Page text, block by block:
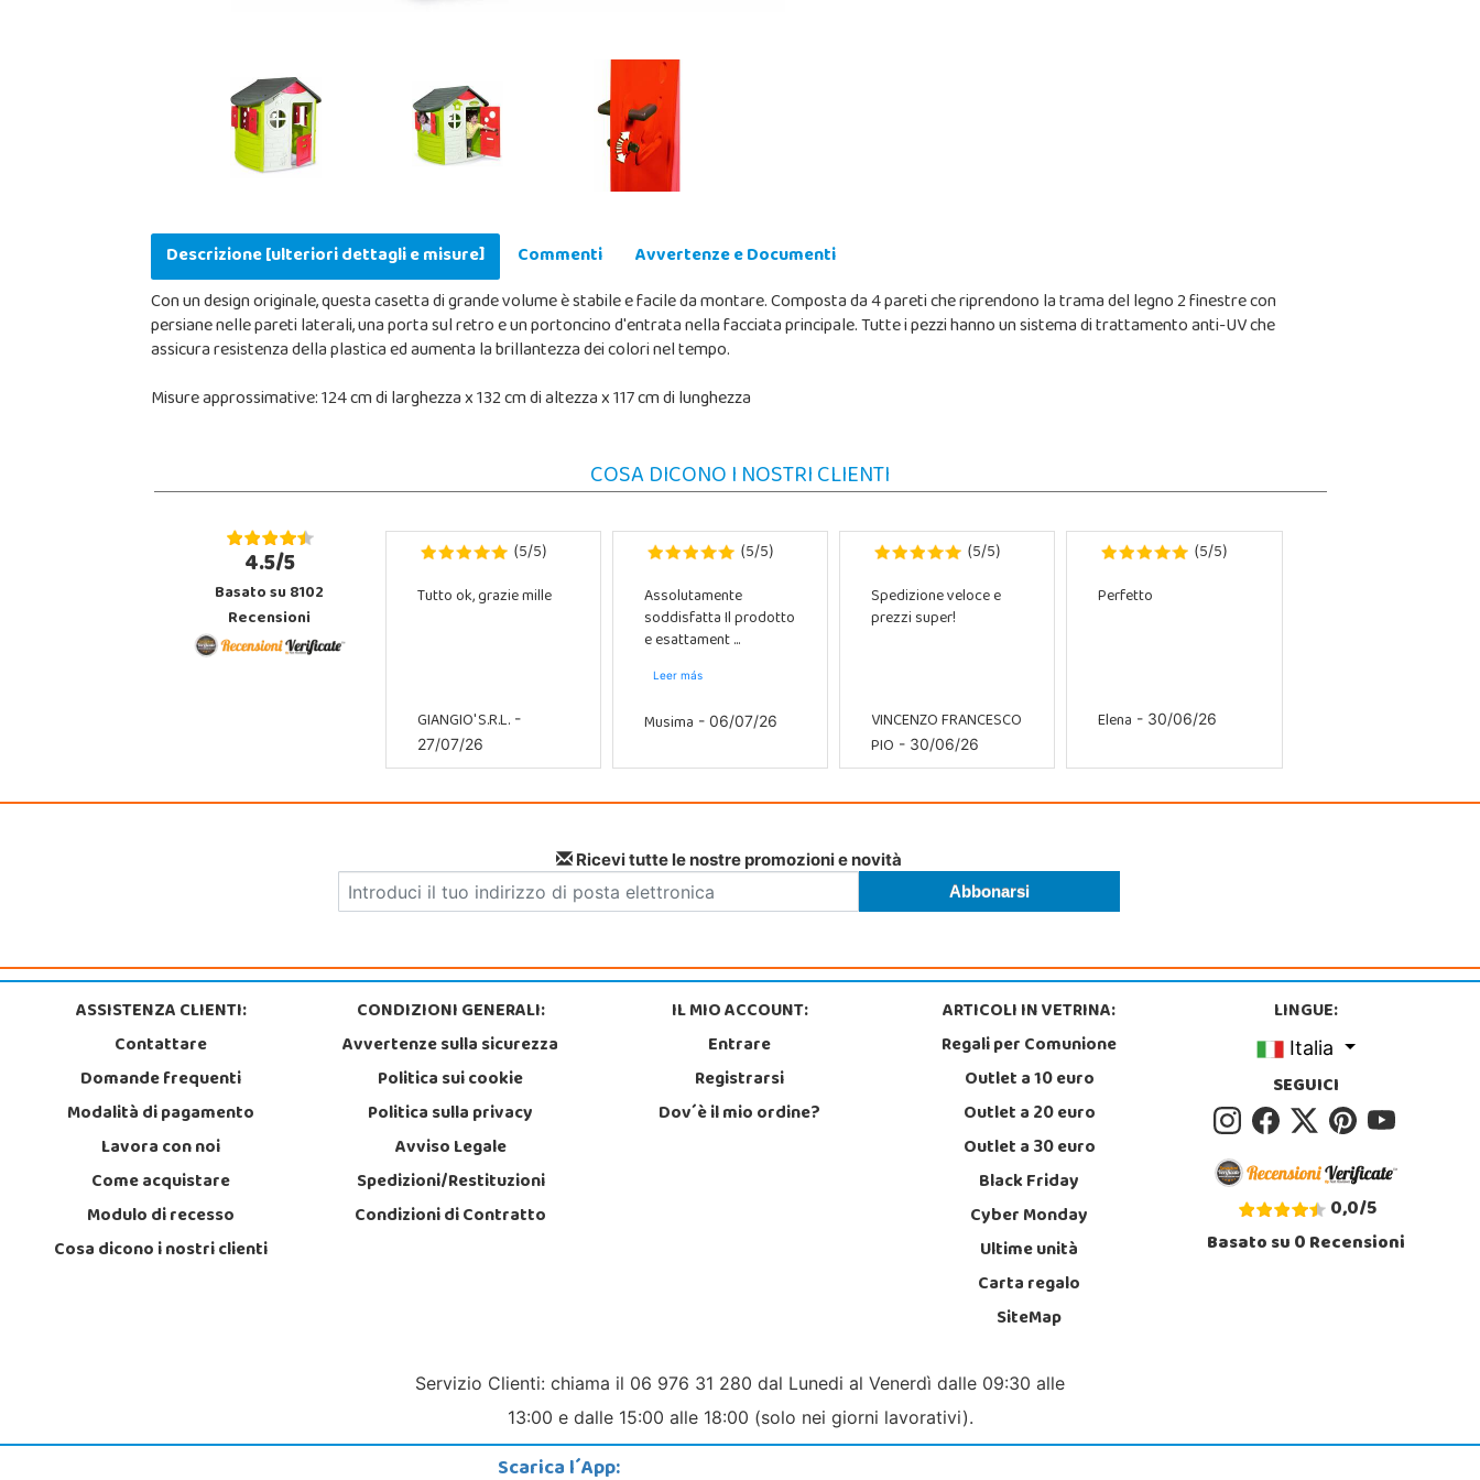
Descrizione [ulteriori dettagli e misure] Commenti
Avvertenze e Documenti
Con un design originale, questa casetta di grande volume è stabile e facile da montare. Composta da 4 pareti che riprendono la trama del legno 2 finestre con
persiane nelle pareti laterali, una porta sul retro e un portoncino d'entrata nella facciata principale. Tutte i pezzi hanno un sistema di trattamento anti-UV che
assicura resistenza della plastica ed aumenta la brillantezza dei colori nel tempo.
Misure approssimative: 124 cm di larghezza x 132 cm di altezza x 117 cm di lunghezza
COSA DICONO I NOSTRI CLIENTI
4.5/5
Basato su 8102
Recensioni
(5/5)
Tutto ok, grazie mille
GIANGIO' S.R.L.-
27/07/26
(5/5)
Assolutamente
soddisfatta Il prodotto
e esattament ...
Leer más
Musima - 06/07/26
(5/5)
Spedizione veloce e
prezzi super!
VINCENZO FRANCESCO
PIO - 30/06/26
(5/5)
Perfetto
Elena - 30/06/26
Ricevi tutte le nostre promozioni e novità
ASSISTENZA CLIENTI:
Contattare
Domande frequenti
Modalità di pagamento
Lavora con noi
Come acquistare
Modulo di recesso
Cosa dicono i nostri clienti
CONDIZIONI GENERALI:
Avvertenze sulla sicurezza
Politica sui cookie
Politica sulla privacy
Avviso Legale
Spedizioni/Restituzioni
Condizioni di Contratto
IL MIO ACCOUNT:
Entrare
Registrarsi
Dov´è il mio ordine?
ARTICOLI IN VETRINA:
Regali per Comunione
Outlet a 10 euro
Outlet a 20 euro
Outlet a 30 euro
Black Friday
Cyber Monday
Ultime unità
Carta regalo
SiteMap
LINGUE:
Italia
SEGUICI
0,0/5
Basato su0Recensioni
Servizio Clienti: chiama il 06 976 31 280 dal Lunedi al Venerdì dalle 09:30 alle
13:00 e dalle 15:00 alle 18:00 (solo nei giorni lavorativi).
Scarica l´App: